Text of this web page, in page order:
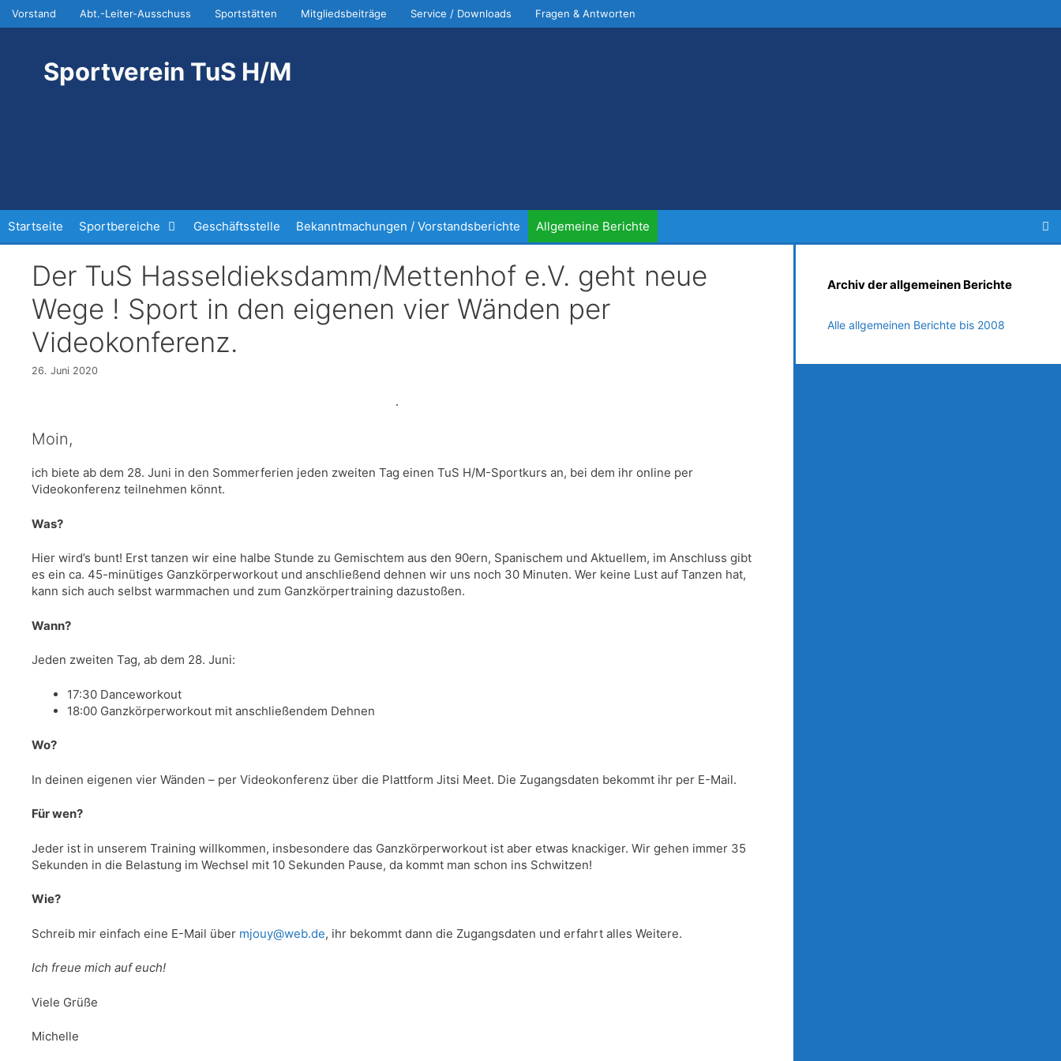
Zum
Inhalt
Vorstand Abt.-Leiter-Ausschuss Sportstätten Mitgliedsbeiträge Service / Downloads Fragen & Antworten
Sportverein TuS H/M
Startseite Sportbereiche Geschäftsstelle Bekanntmachungen / Vorstandsberichte Allgemeine Berichte
Der TuS Hasseldieksdamm/Mettenhof e.V. geht neue
Wege ! Sport in den eigenen vier Wänden per
Videokonferenz.
26. Juni 2020
Moin,
ich biete ab dem 28. Juni in den Sommerferien jeden zweiten Tag einen TuS H/M-Sportkurs an, bei dem ihr online per
Videokonferenz teilnehmen könnt.
Was?
Hier wird’s bunt! Erst tanzen wir eine halbe Stunde zu Gemischtem aus den 90ern, Spanischem und Aktuellem, im Anschluss gibt
es ein ca. 45-minütiges Ganzkörperworkout und anschließend dehnen wir uns noch 30 Minuten. Wer keine Lust auf Tanzen hat,
kann sich auch selbst warmmachen und zum Ganzkörpertraining dazustoßen.
Wann?
Jeden zweiten Tag, ab dem 28. Juni:
17:30 Danceworkout
18:00 Ganzkörperworkout mit anschließendem Dehnen
Wo?
In deinen eigenen vier Wänden – per Videokonferenz über die Plattform Jitsi Meet. Die Zugangsdaten bekommt ihr per E-Mail.
Für wen?
Jeder ist in unserem Training willkommen, insbesondere das Ganzkörperworkout ist aber etwas knackiger. Wir gehen immer 35
Sekunden in die Belastung im Wechsel mit 10 Sekunden Pause, da kommt man schon ins Schwitzen!
Wie?
Schreib mir einfach eine E-Mail über mjouy@web.de, ihr bekommt dann die Zugangsdaten und erfahrt alles Weitere.
Ich freue mich auf euch!
Viele Grüße
Michelle
Archiv der allgemeinen Berichte
Alle allgemeinen Berichte bis 2008